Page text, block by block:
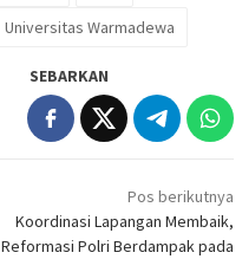
Universitas Warmadewa
SEBARKAN
Pos berikutnya
Koordinasi Lapangan Membaik,
Reformasi Polri Berdampak pada